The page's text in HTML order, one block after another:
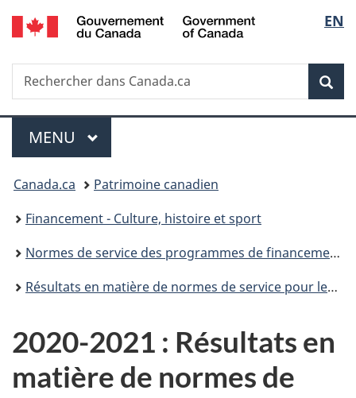
Passer
au
principal
Passer
à
Au
du
Passer
à
version
simplifiée
de
la
EN
Recherche
Rechercher
dans
Menu
MENU PRINCIPAL
Vous
êtes
ici :
Canada.ca
Patrimoine canadien
Financement - Culture, histoire et sport
Normes de service des programmes de financement de Patrimoine canadien
Résultats en matière de normes de service pour les programmes de financement de Patrimoine canadien
2020-2021 : Résultats en
matière de normes de